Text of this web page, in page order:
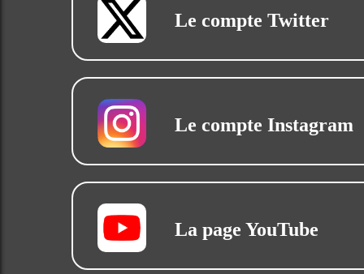
Le compte Twitter
Le compte Instagram
La page YouTube